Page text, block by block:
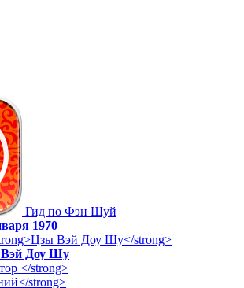
Гид по Фэн Шуй
1970
Доу Шу